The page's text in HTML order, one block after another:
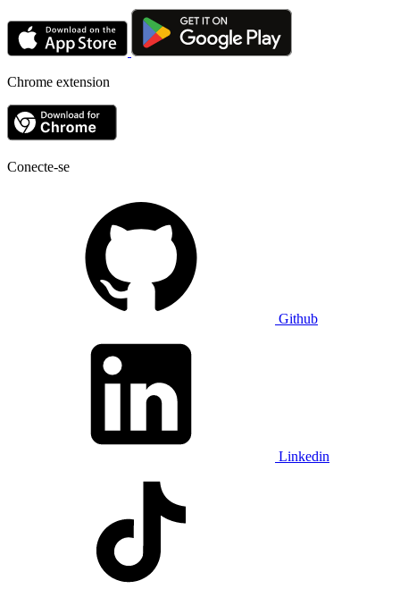
Chrome extension
Conecte-se
Github
Linkedin